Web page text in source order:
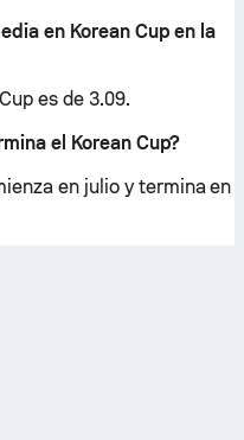
en Korean Cup en la
es de 3.09.
el Korean Cup?
en julio y termina en